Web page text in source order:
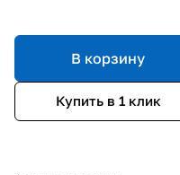
В корзину
Купить в 1 клик